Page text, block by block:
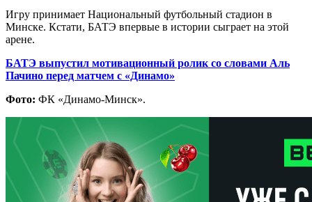
Игру принимает Национальный футбольный стадион в
Минске. Кстати, БАТЭ впервые в истории сыграет на этой
арене.
БАТЭ выпустил мотивационный ролик со словами Аль
Пачино перед матчем с «Динамо»
Фото: ФК «Динамо-Минск».